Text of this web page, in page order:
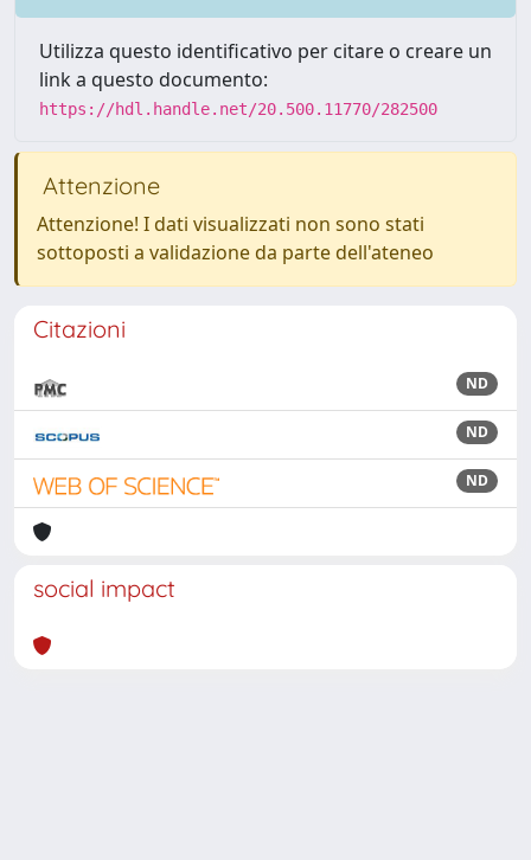
Utilizza questo identificativo per citare o creare un
link a questo documento:
https://hdl.handle.net/20.500.11770/282500
Attenzione
Attenzione! I dati visualizzati non sono stati
sottoposti a validazione da parte dell'ateneo
Citazioni
ND
ND
ND
social impact